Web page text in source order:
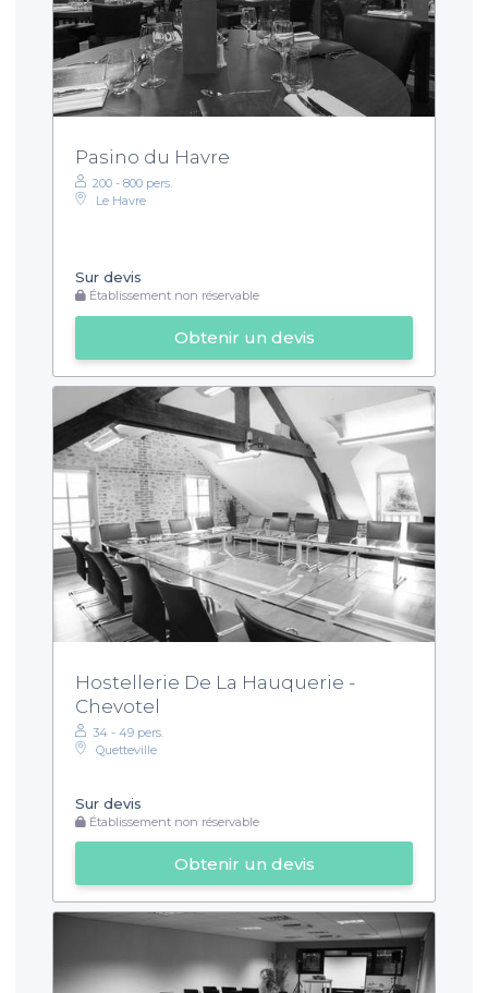
Pasino du Havre
200 - 800 pers.
Le Havre
Sur devis
Établissement non réservable
Obtenir un devis
Hostellerie De La Hauquerie -
Chevotel
34 - 49 pers.
Quetteville
Sur devis
Établissement non réservable
Obtenir un devis